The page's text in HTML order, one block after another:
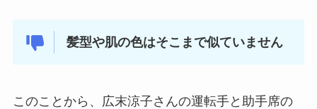
髪型や肌の色はそこまで似ていません
このことから、広末涼子さんの運転手と助手席の